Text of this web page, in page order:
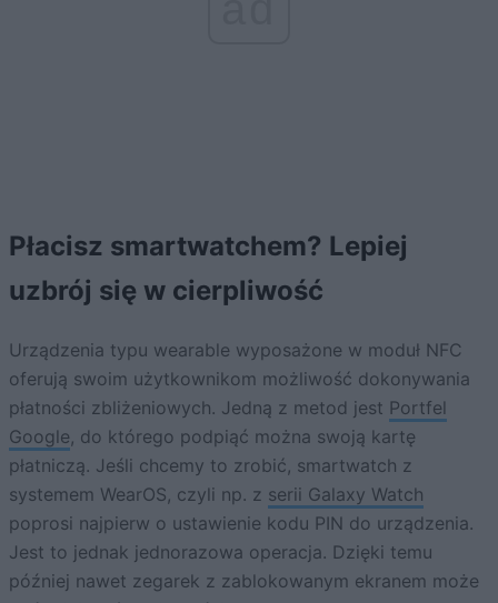
Płacisz smartwatchem? Lepiej
uzbrój się w cierpliwość
Urządzenia typu wearable wyposażone w moduł NFC
oferują swoim użytkownikom możliwość dokonywania
płatności zbliżeniowych. Jedną z metod jest Portfel
Google, do którego podpiąć można swoją kartę
płatniczą. Jeśli chcemy to zrobić, smartwatch z
systemem WearOS, czyli np. z serii Galaxy Watch
poprosi najpierw o ustawienie kodu PIN do urządzenia.
Jest to jednak jednorazowa operacja. Dzięki temu
później nawet zegarek z zablokowanym ekranem może